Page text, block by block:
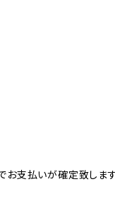
お支払いが確定致します